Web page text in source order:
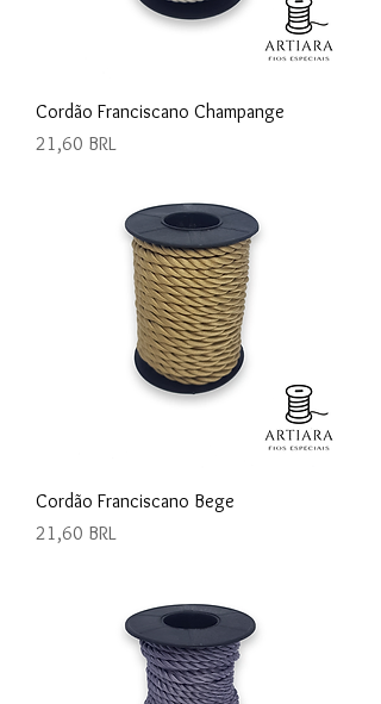
Cordão Franciscano Champange
Precio
21,60 BRL
Cordão Franciscano Bege
Precio
21,60 BRL